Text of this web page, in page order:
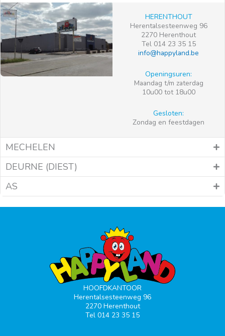
HERENTHOUT
Herentalsesteenweg 96
2270 Herenthout
Tel 014 23 35 15
info@happyland.be
Openingsuren:
Maandag t/m zaterdag
10u00 tot 18u00
Gesloten:
Zondag en feestdagen
MECHELEN
DEURNE (DIEST)
AS
HOOFDKANTOOR
Herentalsesteenweg 96
2270 Herenthout
Tel 014 23 35 15